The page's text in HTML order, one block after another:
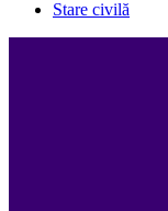
Stare civilă